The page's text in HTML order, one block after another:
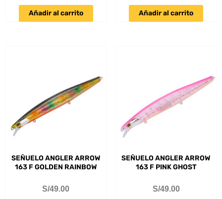
Añadir al carrito Añadir al carrito
SEÑUELO ANGLER ARROW
163 F GOLDEN RAINBOW
S/49.00
SEÑUELO ANGLER ARROW
163 F PINK GHOST
S/49.00